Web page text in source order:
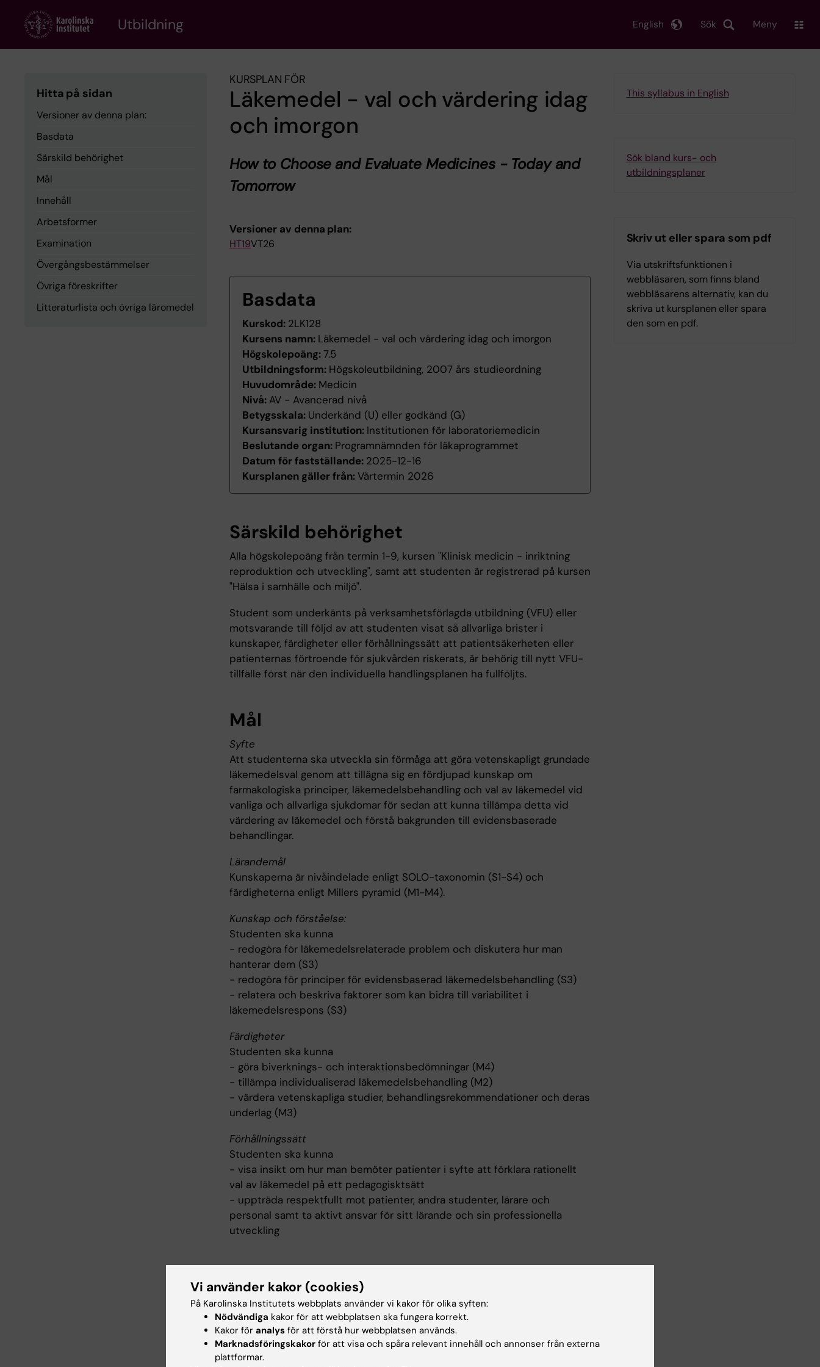
content
Utbildning Sök
English Meny
Hitta på sidan
Versioner av denna plan:
Basdata
Särskild behörighet
Mål
Innehåll
Arbetsformer
Examination
Övergångsbestämmelser
Övriga föreskrifter
Litteraturlista och övriga läromedel
KURSPLAN FÖR
Läkemedel - val och värdering idag
och imorgon
How to Choose and Evaluate Medicines - Today and
Tomorrow
Versioner av denna plan:
HT19VT26
Basdata
Kurskod: 2LK128
Kursens namn: Läkemedel - val och värdering idag och imorgon
Högskolepoäng:7.5
Utbildningsform: Högskoleutbildning, 2007 års studieordning
Huvudområde: Medicin
Nivå: AV - Avancerad nivå
Betygsskala: Underkänd (U) eller godkänd (G)
Kursansvarig institution: Institutionen för laboratoriemedicin
Beslutande organ: Programnämnden för läkaprogrammet
Datum för fastställande: 2025-12-16
Kursplanen gäller från:Vårtermin 2026
Särskild behörighet
Alla högskolepoäng från termin 1-9, kursen "Klinisk medicin - inriktning
reproduktion och utveckling", samt att studenten är registrerad på kursen
"Hälsa i samhälle och miljö".
Student som underkänts på verksamhetsförlagda utbildning (VFU) eller
motsvarande till följd av att studenten visat så allvarliga brister i
kunskaper, färdigheter eller förhållningssätt att patientsäkerheten eller
patienternas förtroende för sjukvården riskerats, är behörig till nytt VFU-
tillfälle först när den individuella handlingsplanen ha fullföljts.
Mål
Syfte
Att studenterna ska utveckla sin förmåga att göra vetenskapligt grundade
läkemedelsval genom att tillägna sig en fördjupad kunskap om
farmakologiska principer, läkemedelsbehandling och val av läkemedel vid
vanliga och allvarliga sjukdomar för sedan att kunna tillämpa detta vid
värdering av läkemedel och förstå bakgrunden till evidensbaserade
behandlingar.
Lärandemål
Kunskaperna är nivåindelade enligt SOLO-taxonomin (S1-S4) och
färdigheterna enligt Millers pyramid (M1-M4).
Kunskap och förståelse:
Studenten ska kunna
- redogöra för läkemedelsrelaterade problem och diskutera hur man
hanterar dem (S3)
- redogöra för principer för evidensbaserad läkemedelsbehandling (S3)
- relatera och beskriva faktorer som kan bidra till variabilitet i
läkemedelsrespons (S3)
Färdigheter
Studenten ska kunna
- göra biverknings- och interaktionsbedömningar (M4)
- tillämpa individualiserad läkemedelsbehandling (M2)
- värdera vetenskapliga studier, behandlingsrekommendationer och deras
underlag (M3)
Förhållningssätt
Studenten ska kunna
- visa insikt om hur man bemöter patienter i syfte att förklara rationellt
val av läkemedel på ett pedagogisktsätt
- uppträda respektfullt mot patienter, andra studenter, lärare och
personal samt ta aktivt ansvar för sitt lärande och sin professionella
utveckling
Innehåll
Kursen omfattar läkemedelsvärdering både i teori och praktik och
kommer att fokusera på klinisk farmakologi och principerna för
evidensbedömning, snarare än publicerade rekommendationer. Syftet är
att ge kunskap och verktyg att bättre bedöma evidens för behandling av
olika medicinska tillstånd.
This syllabus in English
Sök bland kurs- och
utbildningsplaner
Skriv ut eller spara som pdf
Via utskriftsfunktionen i
webbläsaren, som finns bland
webbläsarens alternativ, kan du
skriva ut kursplanen eller spara
den som en pdf.
Vi använder kakor (cookies)
På Karolinska Institutets webbplats använder vi kakor för olika syften:
Nödvändiga kakor för att webbplatsen ska fungera korrekt.
Kakor för analys för att förstå hur webbplatsen används.
Marknadsföringskakor för att visa och spåra relevant innehåll och annonser från externa
plattformar.